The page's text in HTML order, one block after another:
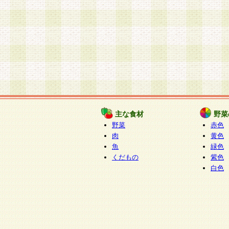
主な食材
野菜
肉
魚
くだもの
野
赤色
黄色
緑色
紫色
白色